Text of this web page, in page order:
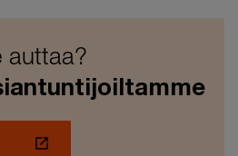
auttaa?